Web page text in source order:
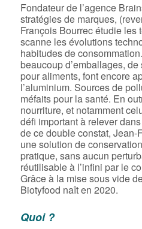
Fondateur de l’agence
stratégies de marques,
François Bourrec étudie les
scanne les évolutions
habitudes de
beaucoup d’emballages,
pour aliments, font encore
l’aluminium. Sources de
méfaits pour la santé. En
nourriture, et notamment
défi important à relever
de ce double constat,
une solution de
pratique, sans aucun
réutilisable à l’infini par le
Grâce à la mise sous vide
Biotyfood naît en 2020.
Quoi ?